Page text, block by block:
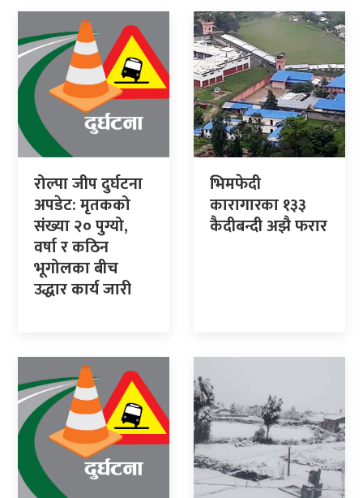
रोल्पा जीप दुर्घटना
अपडेट: मृतकको
संख्या २० पुग्यो,
वर्षा र कठिन
भूगोलका बीच
उद्धार कार्य जारी
भिमफेदी
कारागारका १३३
कैदीबन्दी अझै फरार